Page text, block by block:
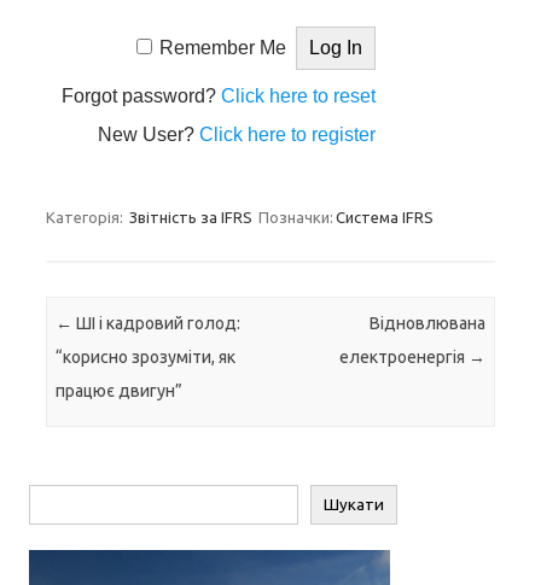
Remember Me
Forgot password?Click here to reset
New User?Click here to register
Категорія: Звітність за IFRS Позначки: Система IFRS
Навігація по запису
← ШІ і кадровий голод:
“корисно зрозуміти, як
працює двигун”
Відновлювана
електроенергія →
Шукати